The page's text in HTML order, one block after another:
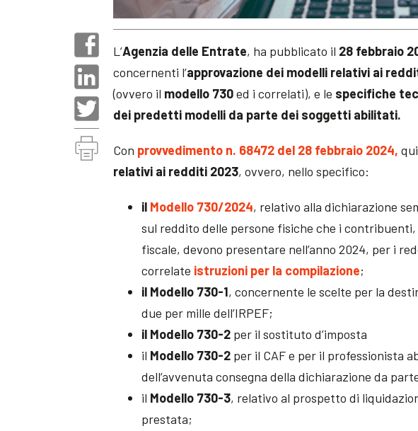
L’Agenzia delle Entrate, ha pubblicato il 28 febbraio
concernenti l’approvazione dei modelli relativi ai
(ovvero il modello 730ed i correlati), e le specifiche
dei predetti modelli da parte dei soggetti abilitati.
Con provvedimento n. 68472 del 28 febbraio 2024,
relativi ai redditi 2023, ovvero, nello specifico:
il Modello 730/2024, relativo alla dichiarazione
sul reddito delle persone fisiche che i contribuenti,
fiscale, devono presentare nell’anno 2024, per i
correlate istruzioni per la compilazione;
il Modello 730-1, concernente le scelte per la
due per mille dell’IRPEF;
il Modello 730-2 per il sostituto d’imposta
il Modello 730-2 per il CAF e per il professionista
dell’avvenuta consegna della dichiarazione da
il Modello 730-3, relativo al prospetto di
prestata;